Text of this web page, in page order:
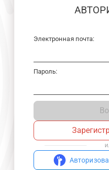
Электронная почта:
Пароль: